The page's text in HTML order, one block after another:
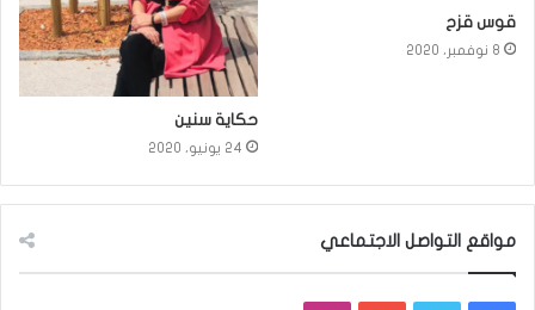
قوس قزح
8 نوفمبر، 2020
حكاية سنين
24 يونيو، 2020
مواقع التواصل الاجتماعي